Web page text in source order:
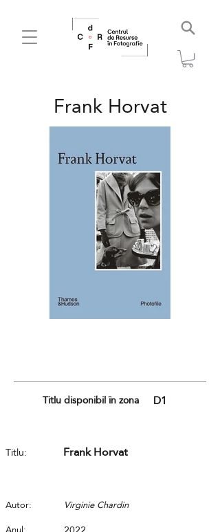
Frank Horvat
Titlu disponibil în zona D1
Titlu: Frank Horvat
Autor:
Virginie Chardin